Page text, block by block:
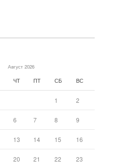
Август 2026
ЧТ ПТ СБ ВС
1 2
6 7 8 9
13 14 15 16
20 21 22 23